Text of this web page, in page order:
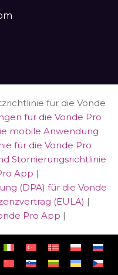
für die Vonde
für die Vonde Pro
mobile Anwendung
für die Vonde Pro
Stornierungsrichtlinie
App |
(DPA) für die Vonde
(EULA) |
Pro App |